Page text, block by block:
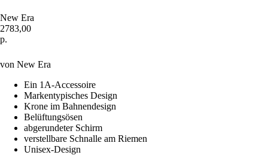
New Era
2783,00
р.
von New Era
Ein 1A-Accessoire
Markentypisches Design
Krone im Bahnendesign
Belüftungsösen
abgerundeter Schirm
verstellbare Schnalle am Riemen
Unisex-Design